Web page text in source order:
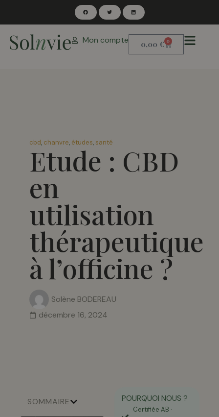
Mon compte 0,00 € 0
cbd, chanvre, études, santé
Etude : CBD
en
utilisation
thérapeutique
à l’officine ?
Solène BODEREAU
décembre 16, 2024
SOMMAIRE POURQUOI NOUS ?
Certifiée AB ·